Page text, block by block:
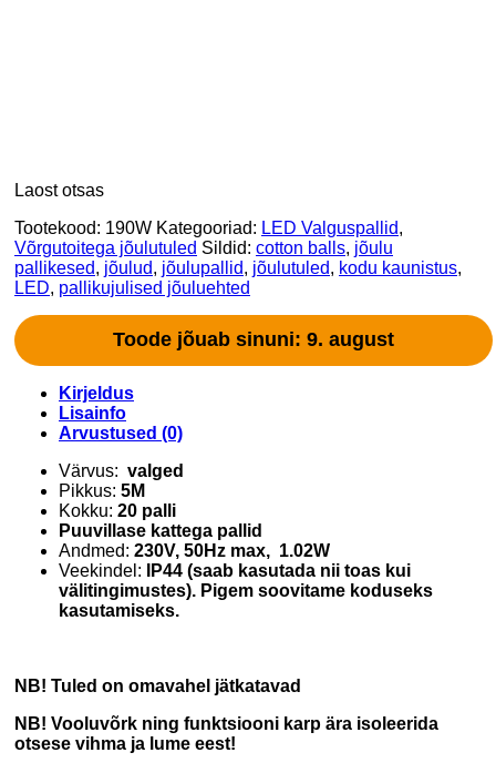
Laost otsas
Tootekood: 190W Kategooriad: LED Valguspallid,
Võrgutoitega jõulutuled Sildid: cotton balls, jõulu
pallikesed, jõulud, jõulupallid, jõulutuled, kodu kaunistus,
LED, pallikujulised jõuluehted
Toode jõuab sinuni: 9. august
Kirjeldus
Lisainfo
Arvustused (0)
Värvus: valged
Pikkus: 5M
Kokku: 20 palli
Puuvillase kattega pallid
Andmed: 230V, 50Hz max, 1.02W
Veekindel:
IP44 (saab kasutada nii toas kui
välitingimustes). Pigem soovitame koduseks
kasutamiseks.
NB! Tuled on omavahel jätkatavad
NB! Vooluvõrk ning funktsiooni karp ära isoleerida
otsese vihma ja lume eest!